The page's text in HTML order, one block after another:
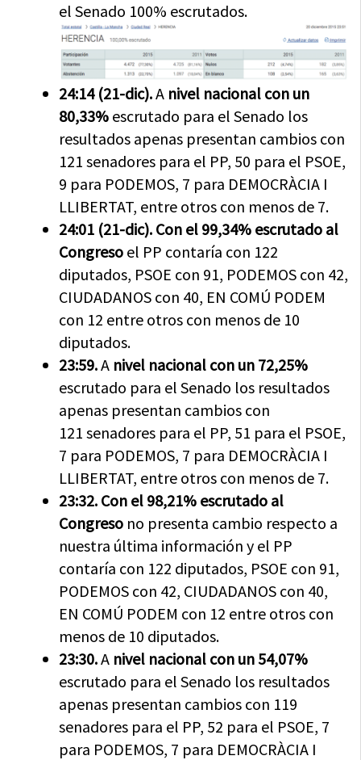
el Senado 100% escrutados.
24:14 (21-dic).A nivel nacional con un
80,33% escrutado para el Senado los
resultados apenas presentan cambios con
121 senadores para el PP, 50 para el PSOE,
9 para PODEMOS, 7 para DEMOCRÀCIA I
LLIBERTAT, entre otros con menos de 7.
24:01 (21-dic). Con el 99,34% escrutado al
Congreso el PP contaría con 122
diputados, PSOE con 91, PODEMOS con 42,
CIUDADANOS con 40, EN COMÚ PODEM
con 12 entre otros con menos de 10
diputados.
23:59.A nivel nacional con un 72,25%
escrutado para el Senado los resultados
apenas presentan cambios con
121 senadores para el PP, 51 para el PSOE,
7 para PODEMOS, 7 para DEMOCRÀCIA I
LLIBERTAT, entre otros con menos de 7.
23:32. Con el 98,21% escrutado al
Congreso no presenta cambio respecto a
nuestra última información y el PP
contaría con 122 diputados, PSOE con 91,
PODEMOS con 42, CIUDADANOS con 40,
EN COMÚ PODEM con 12 entre otros con
menos de 10 diputados.
23:30.A nivel nacional con un 54,07%
escrutado para el Senado los resultados
apenas presentan cambios con 119
senadores para el PP, 52 para el PSOE, 7
para PODEMOS, 7 para DEMOCRÀCIA I